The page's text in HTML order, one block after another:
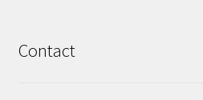
Contact